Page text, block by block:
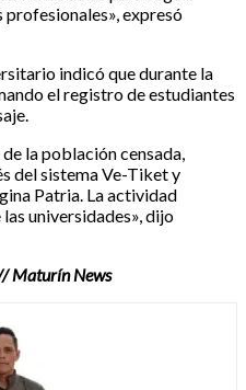
expresó
indicó que durante la
el registro de estudiantes
la población censada,
del sistema Ve-Tiket y
Patria. La actividad
las universidades», dijo
Maturín News